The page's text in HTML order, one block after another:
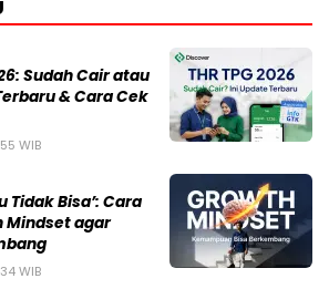
Sudah Cair atau
& Cara Cek
WIB
Tidak Bisa’: Cara
Mindset agar
WIB